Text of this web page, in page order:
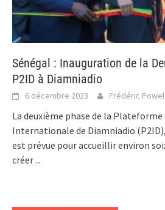
Sénégal : Inauguration de la
P2ID à Diamniadio
6 décembre 2023 Frédéric
La deuxième phase de la
Internationale de Diamniadio
est prévue pour accueillir environ
créer...